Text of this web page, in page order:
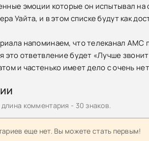
эмоции которые он испытывал
Уайта, и в этом списке будут как
напоминаем, что телеканал
это ответвление будет «Лучше
и частенько имеет дело с очень
комментария - 30 знаков.
еще нет. Вы можете стать первым!